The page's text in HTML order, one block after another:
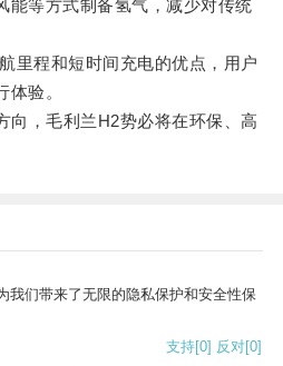
能等方式制备氢气，减少对传统
程和短时间充电的优点，用户
验。
，毛利兰H2势必将在环保、高
我们带来了无限的隐私保护和安全性保
支持[0] 反对[0]